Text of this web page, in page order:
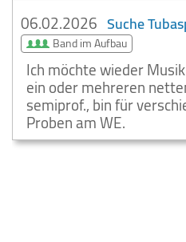
06.02.2026 Suche
Band im Aufbau
Ich möchte wieder
ein oder mehreren
semiprof., bin für
Proben am WE.